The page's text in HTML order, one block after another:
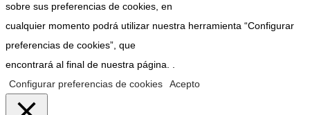
sobre sus preferencias de cookies, en
cualquier momento podrá utilizar nuestra herramienta “Configurar
preferencias de cookies”, que
encontrará al final de nuestra página. .
Configurar preferencias de cookies
Acepto